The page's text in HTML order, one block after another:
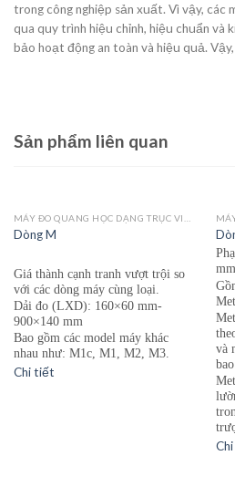
trong công nghiệp sản xuất. Vì vậy, các
qua quy trình hiệu chỉnh, hiệu chuẩn và
bảo hoạt động an toàn và hiệu quả.
Sản phẩm liên quan
MÁY ĐO QUANG HỌC DẠNG TRỤC VICIVISION MTL
Dòng M
Giá thành cạnh tranh vượt trội so
với các dòng máy cùng loại.
Dải đo (LXD): 160×60 mm-
900×140 mm
Bao gồm các model máy khác
nhau như: M1c, M1, M2, M3.
Chi tiết
và